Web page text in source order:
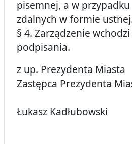
pisemnej, a w
zdalnych w formie
§ 4. Zarządzenie
podpisania.
z up. Prezydenta Miasta
Zastępca Prezydenta
Łukasz Kadłubowski